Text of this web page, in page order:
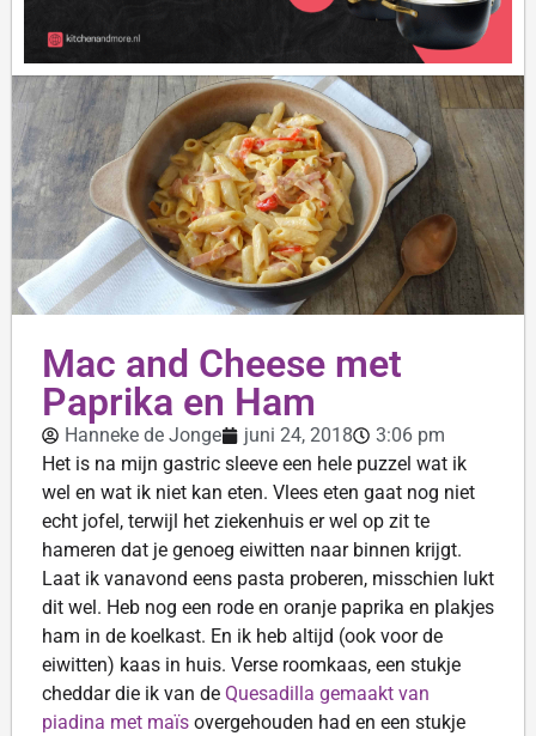
Mac and Cheese met
Paprika en Ham
Hanneke de Jonge juni 24, 2018
3:06 pm
Het is na mijn gastric sleeve een hele puzzel wat ik
wel en wat ik niet kan eten. Vlees eten gaat nog niet
echt jofel, terwijl het ziekenhuis er wel op zit te
hameren dat je genoeg eiwitten naar binnen krijgt.
Laat ik vanavond eens pasta proberen, misschien lukt
dit wel. Heb nog een rode en oranje paprika en plakjes
ham in de koelkast. En ik heb altijd (ook voor de
eiwitten) kaas in huis. Verse roomkaas, een stukje
cheddar die ik van de Quesadilla gemaakt van
piadina met maïs overgehouden had en een stukje